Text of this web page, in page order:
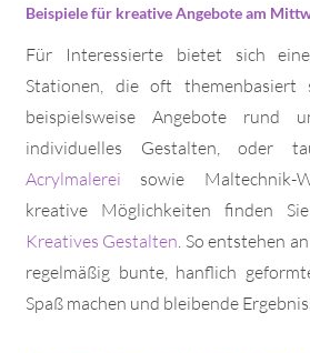
Beispiele für kreative Angebote am
Für Interessierte bietet sich
Stationen, die oft themenbasiert
beispielsweise Angebote rund
individuelles Gestalten, oder
Acrylmalerei sowie Maltechnik-
kreative Möglichkeiten finden
Kreatives Gestalten. So entstehen
regelmäßig bunte, hanflich
Spaß machen und bleibende